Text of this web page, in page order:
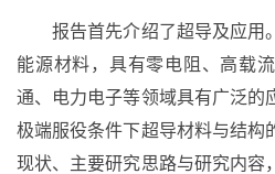
报告首先介绍了超导及应用
能源材料，具有零电阻、高载
通、电力电子等领域具有广泛的
极端服役条件下超导材料与结构
现状、主要研究思路与研究内容